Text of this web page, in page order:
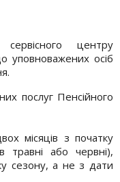
центру
осіб
послуг Пенсійного
місяців з початку
травні або червні),
сезону, а не з дати